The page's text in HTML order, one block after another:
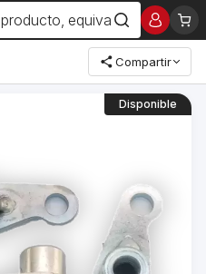
Compartir
Disponible